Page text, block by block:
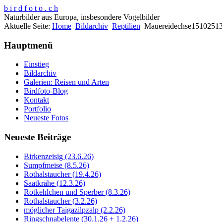
b i r d f o t o . c h
Naturbilder aus Europa, insbesondere Vogelbilder
Aktuelle Seite: Home Bildarchiv Reptilien
Hauptmenü
Einstieg
Bildarchiv
Galerien: Reisen und Arten
Birdfoto-Blog
Kontakt
Portfolio
Neueste Fotos
Neueste Beiträge
Birkenzeisig (23.6.26)
Sumpfmeise (8.5.26)
Rothalstaucher (19.4.26)
Saatkrähe (12.3.26)
Rotkehlchen und Sperber (8.3.26)
Rothalstaucher (3.2.26)
möglicher Taigazilpzalp (2.2.26)
Ringschnabelente (30.1.26 + 1.2.26)